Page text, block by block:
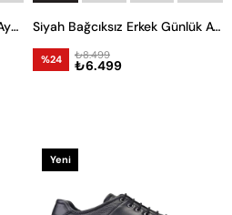
Siyah Bağcıklı Erkek Günlük Ayakkabı Siyah Bağcıksız Erkek Günlük Ayakkabı
%24 ₺6.499
₺8.499
Yeni